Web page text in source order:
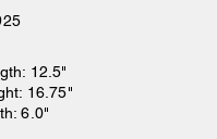
12.5"
16.75"
6.0"